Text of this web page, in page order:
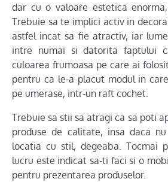
dar cu o valoare estetica
Trebuie sa te implici activ in
astfel incat sa fie atractiv, iar
intre numai si datorita faptului
culoarea frumoasa pe care ai
pentru ca le-a placut modul in
pe umerase, intr-un raft cochet.
Trebuie sa stii sa atragi ca sa poti
produse de calitate, insa daca
locatia cu stil, degeaba. Tocmai
lucru este indicat sa-ti faci si o
pentru prezentarea produselor.